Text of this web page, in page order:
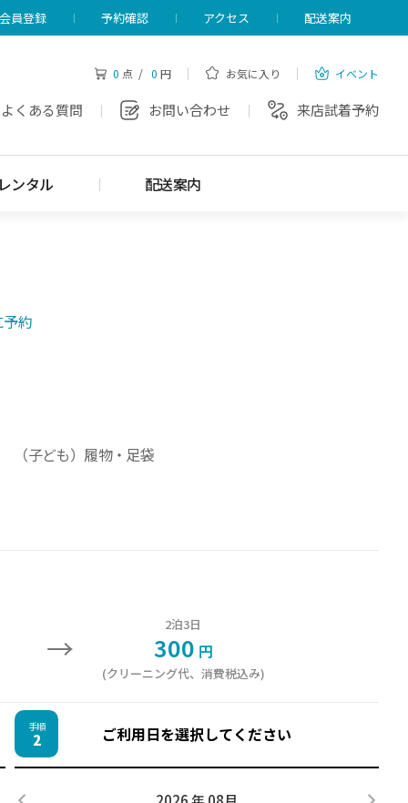
員登録 予約確認 アクセス 配送案内
0 点 / 0 円 お気に入り イベント
よくある質問 お問い合わせ 来店試着予約
ンタル 配送案内
約
（子ども）履物・足袋
→
2泊3日
300 円
(クリーニング代、消費税込み)
手順
2 ご利用日を選択してください